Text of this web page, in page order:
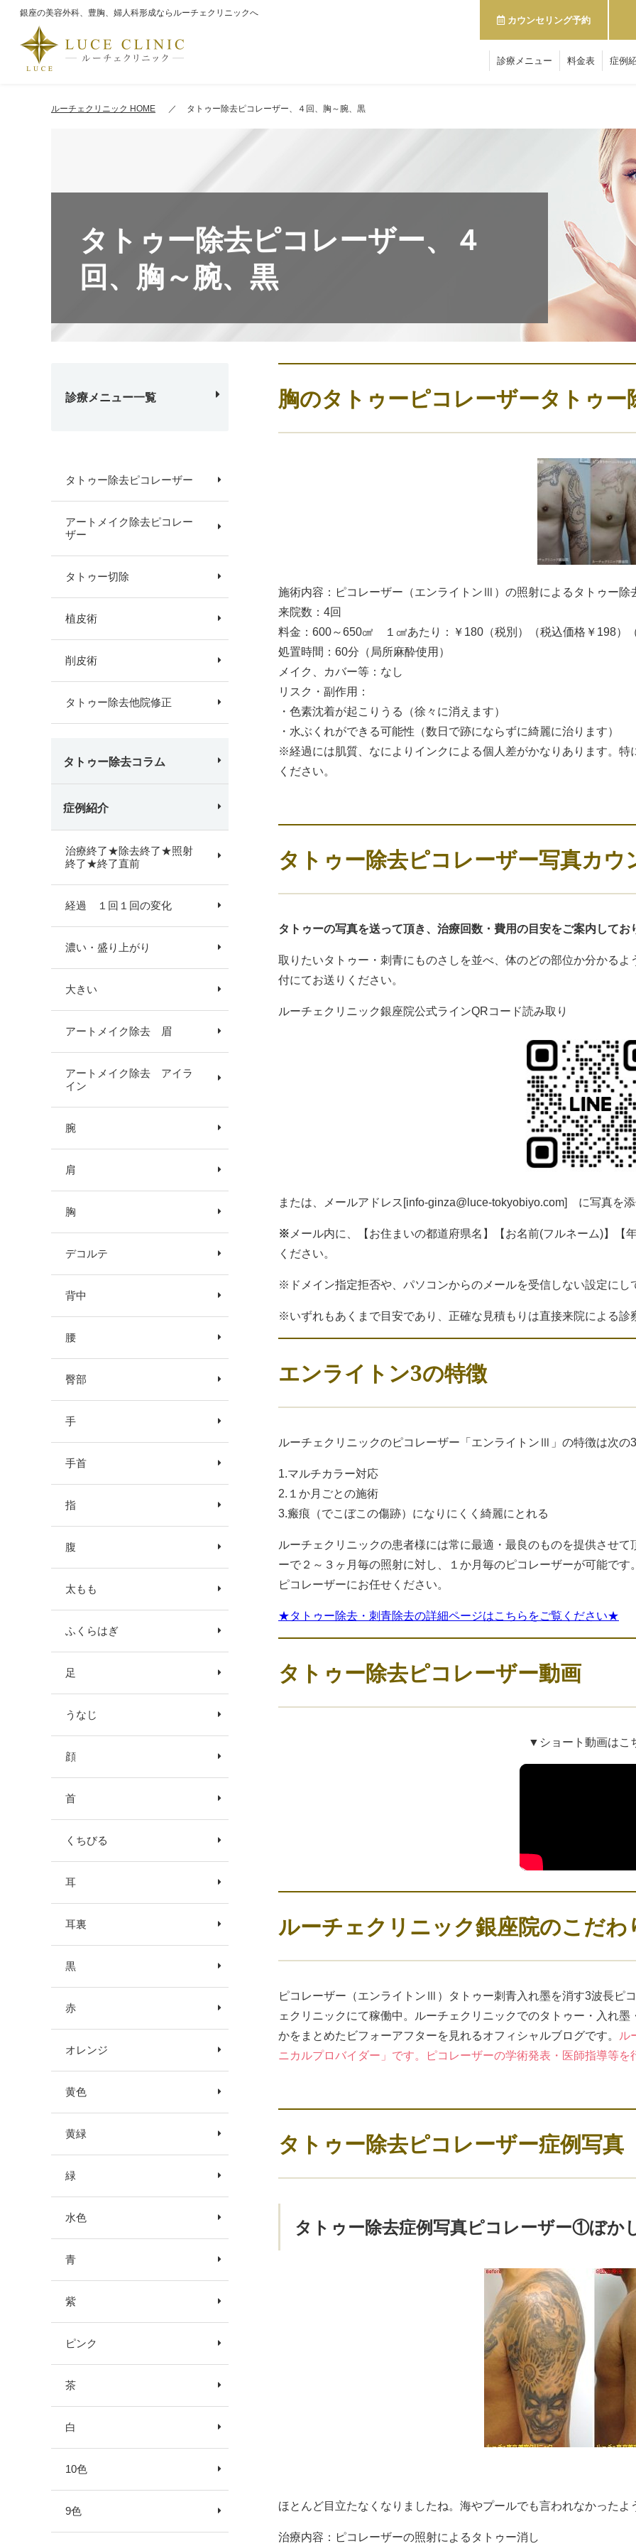
銀座の美容外科、豊胸、婦人科形成ならルーチェクリニックへ
カウンセリング予約
診療メニュー 料金表 症例
ルーチェクリニック HOME タトゥー除去ピコレーザー、４回、胸～腕、黒
タトゥー除去ピコレーザー、４
回、胸～腕、黒
胸のタトゥーピコレーザータトゥ
施術内容：ピコレーザー（エンライトンⅢ）の照射によるタトゥー除
来院数：4回
料金：600～650㎠ １㎠あたり：￥180（税別）（税込価格￥198）
処置時間：60分（局所麻酔使用）
メイク、カバー等：なし
リスク・副作用：
・色素沈着が起こりうる（徐々に消えます）
・水ぶくれができる可能性（数日で跡にならずに綺麗に治ります）
※経過には肌質、なによりインクによる個人差がかなりあります。
ください。
タトゥー除去ピコレーザー写真カウ
タトゥーの写真を送って頂き、治療回数・費用の目安をご案内してお
取りたいタトゥー・刺青にものさしを並べ、体のどの部位か分かる
付にてお送りください。
ルーチェクリニック銀座院公式ラインQRコード読み取り
または、メールアドレス[info-ginza@luce-tokyobiyo.com] に写真を添
※ メール内に、【お住まいの都道府県名】【お名前(フルネーム)】
ください。
※ドメイン指定拒否や、パソコンからのメールを受信しない設定に
※いずれもあくまで目安であり、正確な見積もりは直接来院による診
エンライトン3の特徴
ルーチェクリニックのピコレーザー「エンライトンⅢ」の特徴は次の
1.マルチカラー対応
2.１か月ごとの施術
3.瘢痕（でこぼこの傷跡）になりにくく綺麗にとれる
ルーチェクリニックの患者様には常に最適・最良のものを提供させ
ーで２～３ヶ月毎の照射に対し、１か月毎のピコレーザーが可能で
ピコレーザーにお任せください。
★タトゥー除去・刺青除去の詳細ページはこちらをご覧ください★
タトゥー除去ピコレーザー動画
▼ショート動画はこ
ルーチェクリニック銀座院のこだわ
ピコレーザー（エンライトンⅢ）タトゥー刺青入れ墨を消す3波長ピ
ェクリニックにて稼働中。ルーチェクリニックでのタトゥー・入れ
かをまとめたビフォーアフターを見れるオフィシャルブログです。
ル
ニカルプロバイダー」です。ピコレーザーの学術発表・医師指導等を
タトゥー除去ピコレーザー症例写真
タトゥー除去症例写真ピコレーザー①ぼか
ほとんど目立たなくなりましたね。海やプールでも言われなかったよ
治療内容：ピコレーザーの照射によるタトゥー消し
診療メニュー一覧
タトゥー除去ピコレーザー
アートメイク除去ピコレー
ザー
タトゥー切除
植皮術
削皮術
タトゥー除去他院修正
タトゥー除去コラム
症例紹介
治療終了★除去終了★照射
終了★終了直前
経過 １回１回の変化
濃い・盛り上がり
大きい
アートメイク除去 眉
アートメイク除去 アイラ
イン
腕
肩
胸
デコルテ
背中
腰
臀部
手
手首
指
腹
太もも
ふくらはぎ
足
うなじ
顔
首
くちびる
耳
耳裏
黒
赤
オレンジ
黄色
黄緑
緑
水色
青
紫
ピンク
茶
白
10色
9色